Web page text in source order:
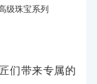
级珠宝系列
们带来专属的